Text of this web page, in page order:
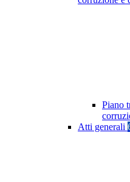
Piano
Atti generali